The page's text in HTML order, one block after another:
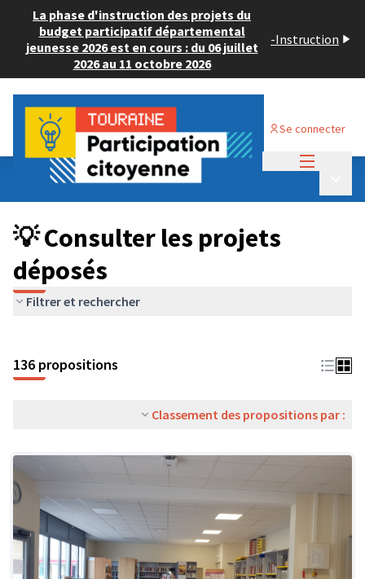
La phase d'instruction des projets du
budget participatif départemental
jeunesse 2026 est en cours : du 06 juillet
2026 au 11 octobre 2026
-Instruction
Se connecter
Budget Participatif JEUNESSE 2024
💡 Consulter les projets déposés
💡 Consulter les projets
déposés
Filtrer et rechercher
136 propositions
Classement des propositions par :